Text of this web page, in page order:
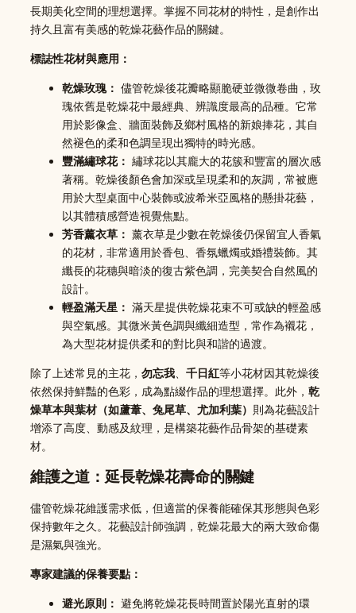
長期美化空間的理想選擇。掌握不同花材的特性，是創作出
持久且富有美感的乾燥花藝作品的關鍵。
標誌性花材與應用：
乾燥玫瑰： 儘管乾燥後花瓣略顯脆硬並微微卷曲，玫
瑰依舊是乾燥花中最經典、辨識度最高的品種。它常
用於影像盒、牆面裝飾及鄉村風格的新娘捧花，其自
然褪色的柔和色調呈現出獨特的時光感。
豐滿繡球花： 繡球花以其龐大的花簇和豐富的層次感
著稱。乾燥後顏色會加深或呈現柔和的灰調，常被應
用於大型桌面中心裝飾或波希米亞風格的懸掛花藝，
以其體積感營造視覺焦點。
芳香薰衣草： 薰衣草是少數在乾燥後仍保留宜人香氣
的花材，非常適用於香包、香氛蠟燭或婚禮裝飾。其
纖長的花穗與暗淡的復古紫色調，完美契合自然風的
設計。
輕盈滿天星： 滿天星提供乾燥花束不可或缺的輕盈感
與空氣感。其微米黃色調與纖細造型，常作為襯花，
為大型花材提供柔和的對比與和諧的過渡。
除了上述常見的主花， 勿忘我 千日紅等小花材因其乾燥後
依然保持鮮豔的色彩，成為點綴作品的理想選擇。此外， 乾
燥草本與葉材（如蘆葦、兔尾草、尤加利葉） 則為花藝設計
增添了高度、動感及紋理，是構築花藝作品骨架的基礎素
材。
維護之道：延長乾燥花壽命的關鍵
儘管乾燥花維護需求低，但適當的保養能確保其形態與色彩
保持數年之久。花藝設計師強調，乾燥花最大的兩大致命傷
是濕氣與強光。
專家建議的保養要點：
避光原則： 避免將乾燥花長時間置於陽光直射的環